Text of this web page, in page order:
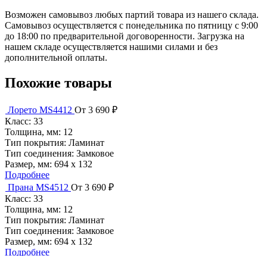
Возможен самовывоз любых партий товара из нашего склада.
Самовывоз осуществляется с понедельника по пятницу с 9:00
до 18:00 по предварительной договоренности. Загрузка на
нашем складе осуществляется нашими силами и без
дополнительной оплаты.
Похожие товары
Лорето MS4412 От 3 690 ₽
Класс: 33
Толщина, мм: 12
Тип покрытия: Ламинат
Тип соединения: Замковое
Размер, мм: 694 х 132
Подробнее
Прана MS4512 От 3 690 ₽
Класс: 33
Толщина, мм: 12
Тип покрытия: Ламинат
Тип соединения: Замковое
Размер, мм: 694 х 132
Подробнее